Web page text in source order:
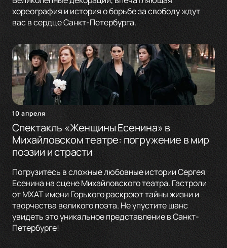
хореография и история о борьбе за свободу ждут
вас в сердце Санкт-Петербурга.
10 апреля
Спектакль «Женщины Есенина» в
Михайловском театре: погружение в мир
поэзии и страсти
Погрузитесь в сложные любовные истории Сергея
Есенина на сцене Михайловского театра. Гастроли
от МХАТ имени Горького раскроют тайны жизни и
творчества великого поэта. Не упустите шанс
увидеть это уникальное представление в Санкт-
Петербурге!